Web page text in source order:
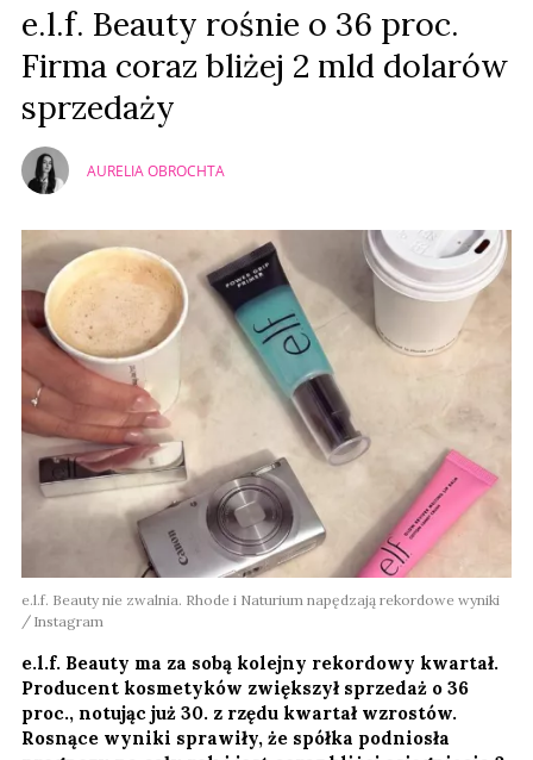
e.l.f. Beauty rośnie o 36 proc.
Firma coraz bliżej 2 mld dolarów
sprzedaży
AURELIA OBROCHTA
e.l.f. Beauty nie zwalnia. Rhode i Naturium napędzają rekordowe wyniki
Instagram
e.l.f. Beauty ma za sobą kolejny rekordowy kwartał.
Producent kosmetyków zwiększył sprzedaż o 36
proc., notując już 30. z rzędu kwartał wzrostów.
Rosnące wyniki sprawiły, że spółka podniosła